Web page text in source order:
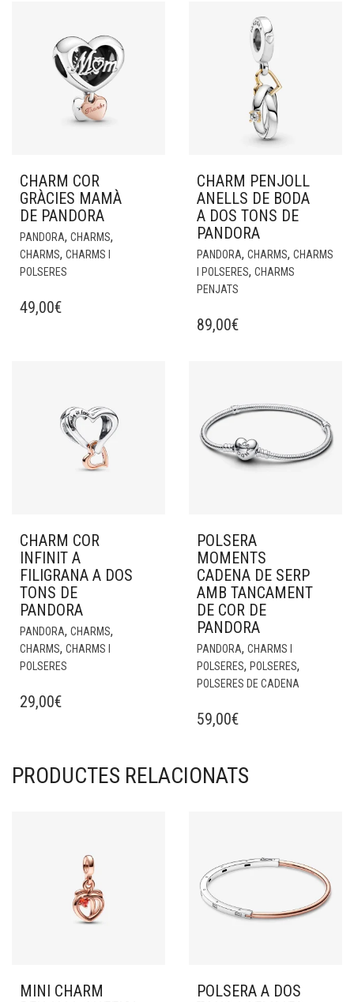
CHARM COR
GRÀCIES MAMÀ
DE PANDORA
PANDORA, CHARMS,
CHARMS, CHARMS I
POLSERES
49,00€
CHARM PENJOLL
ANELLS DE BODA
A DOS TONS DE
PANDORA
PANDORA, CHARMS, CHARMS
I POLSERES, CHARMS
PENJATS
89,00€
CHARM COR
INFINIT A
FILIGRANA A DOS
TONS DE
PANDORA
PANDORA, CHARMS,
CHARMS, CHARMS I
POLSERES
29,00€
POLSERA
MOMENTS
CADENA DE SERP
AMB TANCAMENT
DE COR DE
PANDORA
PANDORA, CHARMS I
POLSERES, POLSERES,
POLSERES DE CADENA
59,00€
PRODUCTES RELACIONATS
MINI CHARM
POLSERA A DOS